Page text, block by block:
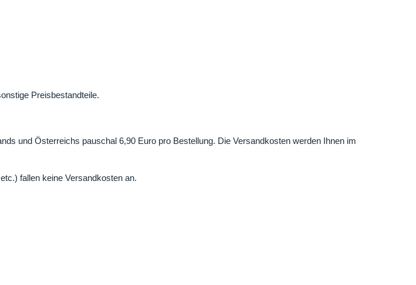
Preisbestandteile.
und Österreichs pauschal 6,90 Euro pro Bestellung. Die Versandkosten werden Ihnen im
fallen keine Versandkosten an.